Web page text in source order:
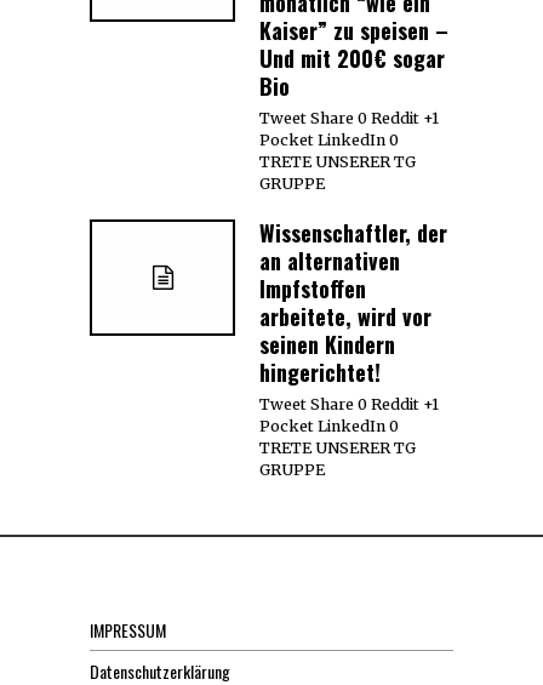
Kaiser” zu speisen –
Und mit 200€ sogar
Bio
Tweet Share 0 Reddit +1
Pocket LinkedIn 0
TRETE UNSERER TG
GRUPPE
Wissenschaftler, der
an alternativen
Impfstoffen
arbeitete, wird vor
seinen Kindern
hingerichtet!
Tweet Share 0 Reddit +1
Pocket LinkedIn 0
TRETE UNSERER TG
GRUPPE
IMPRESSUM
Datenschutzerklärung